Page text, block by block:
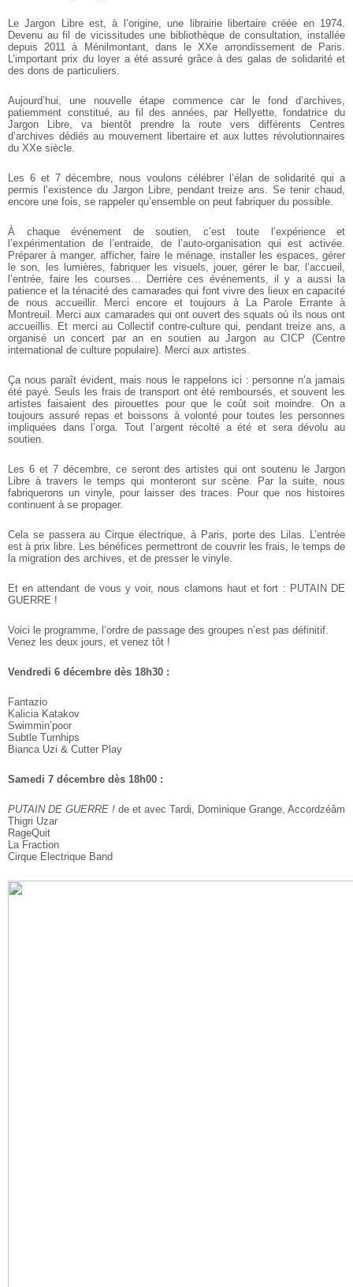
Le Jargon Libre est, à l’origine, une librairie libertaire créée en 1974.
Devenu au fil de vicissitudes une bibliothèque de consultation, installée
depuis 2011 à Ménilmontant, dans le XXe arrondissement de Paris.
L’important prix du loyer a été assuré grâce à des galas de solidarité et
des dons de particuliers.
Aujourd’hui, une nouvelle étape commence car le fond d’archives,
patiemment constitué, au fil des années, par Hellyette, fondatrice du
Jargon Libre, va bientôt prendre la route vers différents Centres
d’archives dédiés au mouvement libertaire et aux luttes révolutionnaires
du XXe siècle.
Les 6 et 7 décembre, nous voulons célébrer l’élan de solidarité qui a
permis l’existence du Jargon Libre, pendant treize ans. Se tenir chaud,
encore une fois, se rappeler qu’ensemble on peut fabriquer du possible.
À chaque événement de soutien, c’est toute l’expérience et
l’expérimentation de l’entraide, de l’auto-organisation qui est activée.
Préparer à manger, afficher, faire le ménage, installer les espaces, gérer
le son, les lumières, fabriquer les visuels, jouer, gérer le bar, l’accueil,
l’entrée, faire les courses… Derrière ces événements, il y a aussi la
patience et la ténacité des camarades qui font vivre des lieux en capacité
de nous accueillir. Merci encore et toujours à La Parole Errante à
Montreuil. Merci aux camarades qui ont ouvert des squats où ils nous ont
accueillis. Et merci au Collectif contre-culture qui, pendant treize ans, a
organisé un concert par an en soutien au Jargon au CICP (Centre
international de culture populaire). Merci aux artistes.
Ça nous paraît évident, mais nous le rappelons ici : personne n’a jamais
été payé. Seuls les frais de transport ont été remboursés, et souvent les
artistes faisaient des pirouettes pour que le coût soit moindre. On a
toujours assuré repas et boissons à volonté pour toutes les personnes
impliquées dans l’orga. Tout l’argent récolté a été et sera dévolu au
soutien.
Les 6 et 7 décembre, ce seront des artistes qui ont soutenu le Jargon
Libre à travers le temps qui monteront sur scène. Par la suite, nous
fabriquerons un vinyle, pour laisser des traces. Pour que nos histoires
continuent à se propager.
Cela se passera au Cirque électrique, à Paris, porte des Lilas. L’entrée
est à prix libre. Les bénéfices permettront de couvrir les frais, le temps de
la migration des archives, et de presser le vinyle.
Et en attendant de vous y voir, nous clamons haut et fort : PUTAIN DE
GUERRE !
Voici le programme, l’ordre de passage des groupes n’est pas définitif.
Venez les deux jours, et venez tôt !
Vendredi 6 décembre dès 18h30 :
Fantazio
Kalicia Katakov
Swimmin’poor
Subtle Turnhips
Bianca Uzi & Cutter Play
Samedi 7 décembre dès 18h00 :
PUTAIN DE GUERRE ! de et avec Tardi, Dominique Grange, Accordzéâm
Thigri Uzar
RageQuit
La Fraction
Cirque Electrique Band